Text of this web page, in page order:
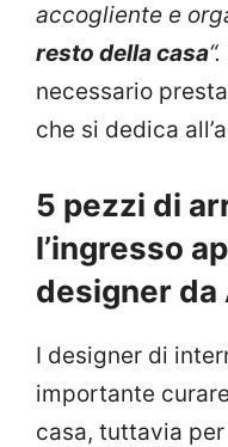
accogliente e
resto della casa“.
necessario
che si dedica
5 pezzi di
l’ingresso
designer da
I designer di
importante
casa, tuttavia